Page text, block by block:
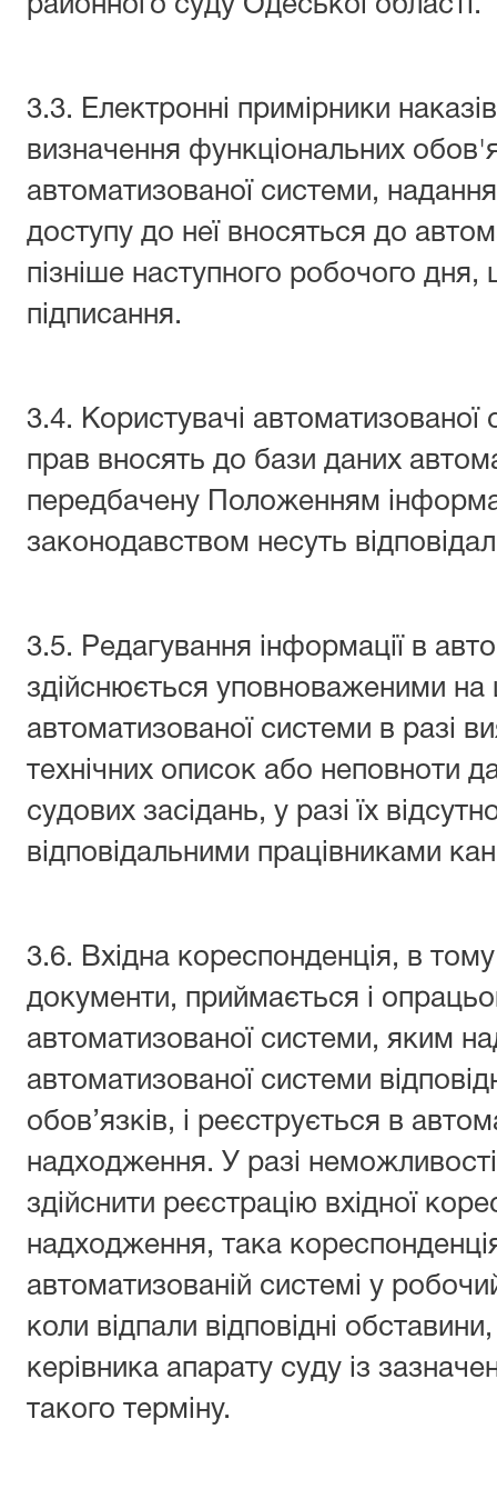
3.3. Електронні примірники
визначення функціональних
автоматизованої системи,
доступу до неї вносяться до
пізніше наступного робочого дня,
підписання.
3.4. Користувачі автоматизованої
прав вносять до бази даних
передбачену Положенням
законодавством несуть
3.5. Редагування інформації в
здійснюється уповноваженими на
автоматизованої системи в разі
технічних описок або неповноти
судових засідань, у разі їх
відповідальними працівниками
3.6. Вхідна кореспонденція, в
документи, приймається і
автоматизованої системи, яким
автоматизованої системи
обов’язків, і реєструється в
надходження. У разі
здійснити реєстрацію вхідної
надходження, така
автоматизованій системі у
коли відпали відповідні
керівника апарату суду із
такого терміну.